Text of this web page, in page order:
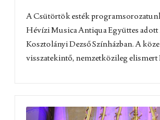
A Csütörtök esték
Hévízi Musica Antiqua Együttes adott
Kosztolányi Dezső Színházban. A
visszatekintő, nemzetközileg elismert